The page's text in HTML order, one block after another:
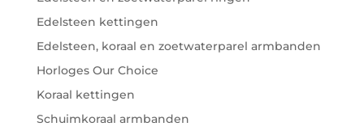
Edelsteen kettingen
Edelsteen, koraal en zoetwaterparel armbanden
Horloges Our Choice
Koraal kettingen
Schuimkoraal armbanden